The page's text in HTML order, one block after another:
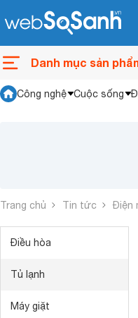
Danh mục sản
Công nghệ Cuộc sống
Trang chủ Tin tức Điện
Điều hòa
Tủ lạnh
Máy giặt